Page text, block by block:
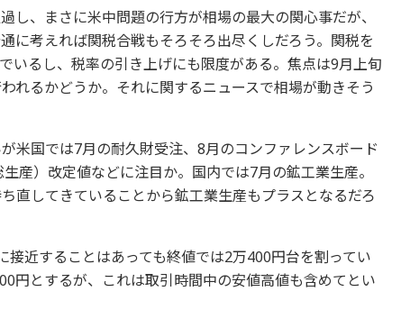
し、まさに米中問題の行方が相場の最大の関心事だが、
に考えれば関税合戦もそろそろ出尽くしだろう。関税を
いるし、税率の引き上げにも限度がある。焦点は9月上旬
れるかどうか。それに関するニュースで相場が動きそう
米国では7月の耐久財受注、8月のコンファレンスボード
産）改定値などに注目か。国内では7月の鉱工業生産。
直してきていることから鉱工業生産もプラスとなるだろ
近することはあっても終値では2万400円台を割ってい
とするが、これは取引時間中の安値高値も含めてとい